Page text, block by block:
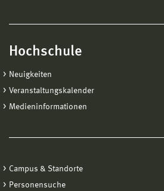
Hochschule
Neuigkeiten
Veranstaltungskalender
Medieninformationen
Campus & Standorte
Personensuche